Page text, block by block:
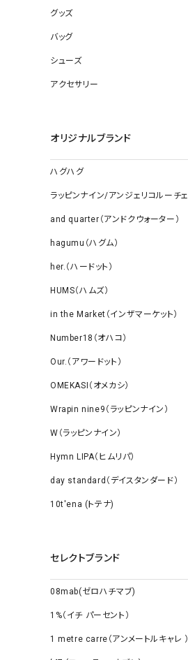
グッズ
バッグ
シューズ
アクセサリー
オリジナルブランド
ハグハグ
ラッピンナイン/アンジェリコルーチェ
and quarter（アンドクウォーター）
hagumu（ハグム）
her.（ハードット）
HUMS（ハムズ）
in the Market（インザマーケット）
Number18（オハコ）
Our.（アワードット）
OMEKASI（オメカシ）
Wrapin nine9（ラッピンナイン）
W（ラッピンナイン）
Hymn LIPA（ヒムリパ）
day standard（デイスタンダード）
10t'ena (トテナ)
セレクトブランド
08mab(ゼロハチマブ)
1%（イチ パーセント）
1 metre carre（アンメートルキャレ ）